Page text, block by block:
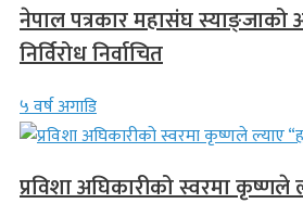
नेपाल पत्रकार महासंघ स्याङ्जाको
निर्विरोध निर्वाचित
५ वर्ष अगाडि
प्रविशा अघिकारीको स्वरमा कृष्णले